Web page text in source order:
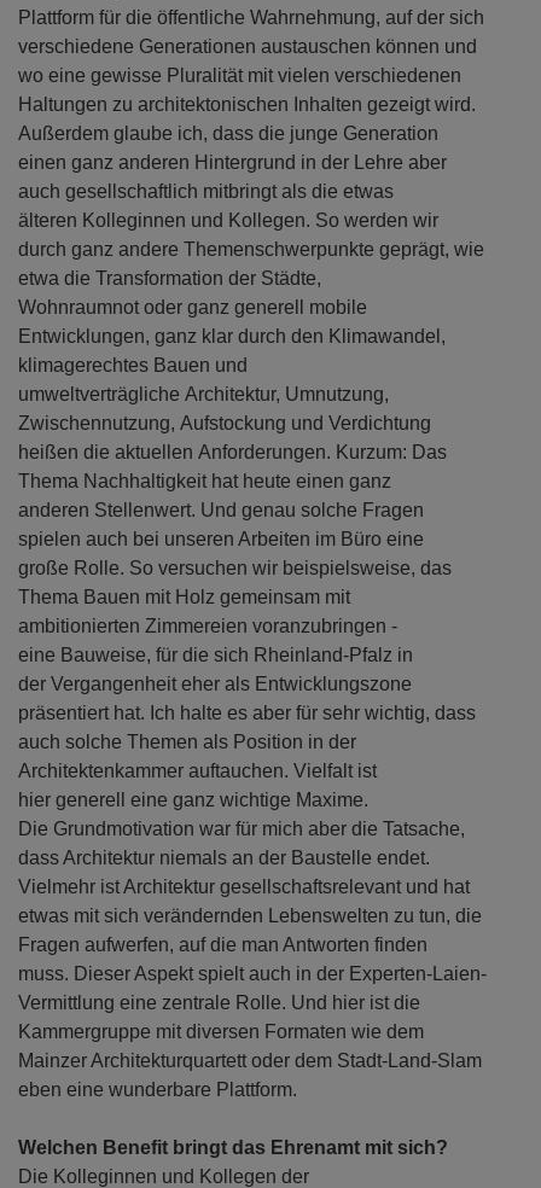
Plattform für die öffentliche Wahrnehmung, auf der sich
verschiedene Generationen austauschen können und
wo eine gewisse Pluralität mit vielen verschiedenen
Haltungen zu architektonischen Inhalten gezeigt wird.
Außerdem glaube ich, dass die junge Generation
einen ganz anderen Hintergrund in der Lehre aber
auch gesellschaftlich mitbringt als die etwas
älteren Kolleginnen und Kollegen. So werden wir
durch ganz andere Themenschwerpunkte geprägt, wie
etwa die Transformation der Städte,
Wohnraumnot oder ganz generell mobile
Entwicklungen, ganz klar durch den Klimawandel,
klimagerechtes Bauen und
umweltverträgliche Architektur, Umnutzung,
Zwischennutzung, Aufstockung und Verdichtung
heißen die aktuellen Anforderungen. Kurzum: Das
Thema Nachhaltigkeit hat heute einen ganz
anderen Stellenwert. Und genau solche Fragen
spielen auch bei unseren Arbeiten im Büro eine
große Rolle. So versuchen wir beispielsweise, das
Thema Bauen mit Holz gemeinsam mit
ambitionierten Zimmereien voranzubringen -
eine Bauweise, für die sich Rheinland-Pfalz in
der Vergangenheit eher als Entwicklungszone
präsentiert hat. Ich halte es aber für sehr wichtig, dass
auch solche Themen als Position in der
Architektenkammer auftauchen. Vielfalt ist
hier generell eine ganz wichtige Maxime.
Die Grundmotivation war für mich aber die Tatsache,
dass Architektur niemals an der Baustelle endet.
Vielmehr ist Architektur gesellschaftsrelevant und hat
etwas mit sich verändernden Lebenswelten zu tun, die
Fragen aufwerfen, auf die man Antworten finden
muss. Dieser Aspekt spielt auch in der Experten-Laien-
Vermittlung eine zentrale Rolle. Und hier ist die
Kammergruppe mit diversen Formaten wie dem
Mainzer Architekturquartett oder dem Stadt-Land-Slam
eben eine wunderbare Plattform.
Welchen Benefit bringt das Ehrenamt mit sich?
Die Kolleginnen und Kollegen der